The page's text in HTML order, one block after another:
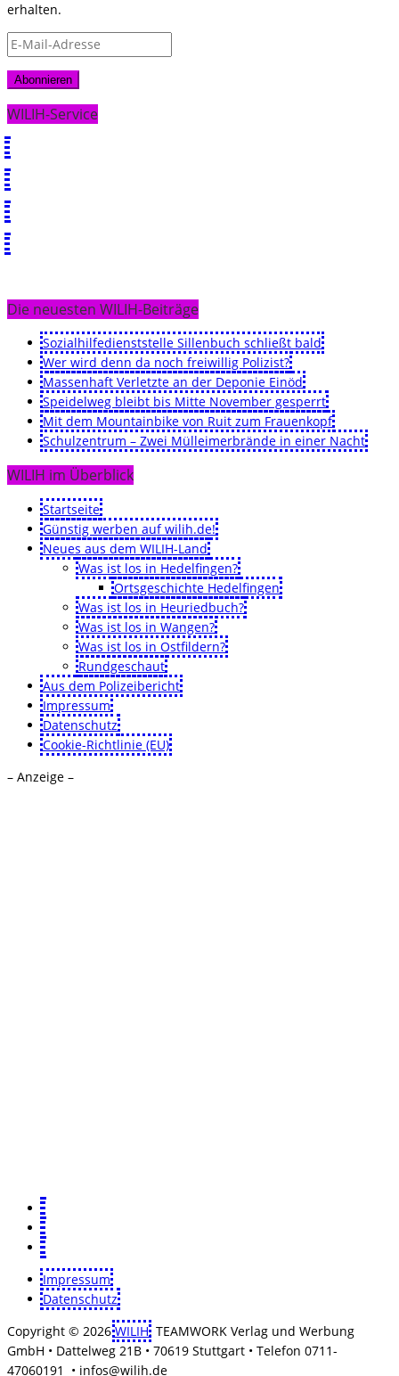
erhalten.
E-
Mail-
Adresse
Abonnieren
WILIH-Service
Die neuesten WILIH-Beiträge
Sozialhilfedienststelle Sillenbuch schließt bald
Wer wird denn da noch freiwillig Polizist?
Massenhaft Verletzte an der Deponie Einöd
Speidelweg bleibt bis Mitte November gesperrt
Mit dem Mountainbike von Ruit zum Frauenkopf
Schulzentrum – Zwei Mülleimerbrände in einer Nacht
WILIH im Überblick
Startseite
Günstig werben auf wilih.de!
Neues aus dem WILIH-Land
Was ist los in Hedelfingen?
Ortsgeschichte Hedelfingen
Was ist los in Heuriedbuch?
Was ist los in Wangen?
Was ist los in Ostfildern?
Rundgeschaut
Aus dem Polizeibericht
Impressum
Datenschutz
Cookie-Richtlinie (EU)
– Anzeige –
Impressum
Datenschutz
Copyright © 2026WILIH. TEAMWORK Verlag und Werbung
GmbH • Dattelweg 21B • 70619 Stuttgart • Telefon 0711-
47060191 • infos@wilih.de